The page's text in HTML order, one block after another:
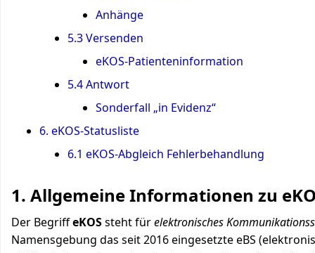
Anhänge
5.3 Versenden
eKOS-Patienteninformation
5.4 Antwort
Sonderfall „in Evidenz“
6. eKOS-Statusliste
6.1 eKOS-Abgleich Fehlerbehandlung
1. Allgemeine Informationen zu
Der BegriffeKOSsteht fürelektronisches
Namensgebung das seit 2016 eingesetzte eBS